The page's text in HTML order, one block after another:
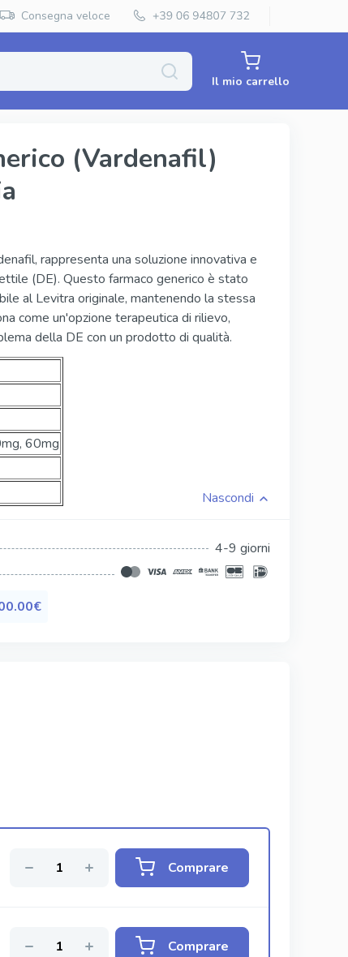
Consegna veloce
Red Viagra
Cenforce
Vidalista
Silagra
Tadacip
Tadapox
Tadalis Sx
Il mio carrello
(Vardenafil)
rappresenta una soluzione innovativa e
(DE). Questo farmaco generico è stato
al Levitra originale, mantenendo la stessa
come un'opzione terapeutica di rilievo,
della DE con un prodotto di qualità.
60mg
Nascondi
4-9 giorni
Comprare
Comprare